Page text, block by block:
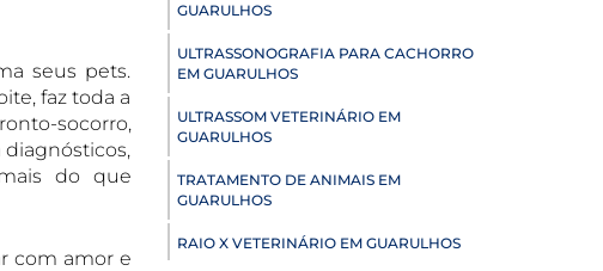
seus pets.
faz toda a
socorro,
do que
com amor e
GUARULHOS
ULTRASSONOGRAFIA PARA CACHORRO
EM GUARULHOS
ULTRASSOM VETERINÁRIO EM
GUARULHOS
TRATAMENTO DE ANIMAIS EM
GUARULHOS
RAIO X VETERINÁRIO EM GUARULHOS